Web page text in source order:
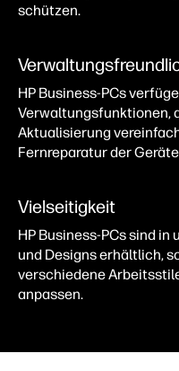
schützen.
HP Business‑PCs
Verwaltungsfunktionen,
Aktualisierung
Fernreparatur der
Vielseitigkeit
HP Business‑PCs sind
und Designs erhältlich,
verschiedene
anpassen.